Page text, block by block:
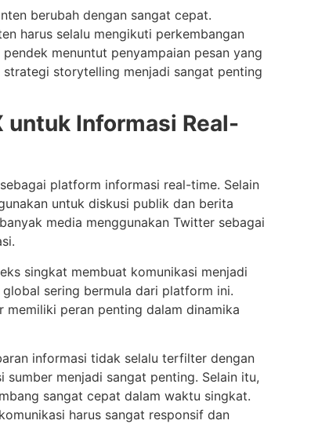
berubah dengan sangat cepat.
harus selalu mengikuti perkembangan
menuntut penyampaian pesan yang
strategi storytelling menjadi sangat penting
untuk Informasi Real-
platform informasi real-time. Selain
untuk diskusi publik dan berita
media menggunakan Twitter sebagai
singkat membuat komunikasi menjadi
sering bermula dari platform ini.
memiliki peran penting dalam dinamika
informasi tidak selalu terfilter dengan
sumber menjadi sangat penting. Selain itu,
sangat cepat dalam waktu singkat.
harus sangat responsif dan